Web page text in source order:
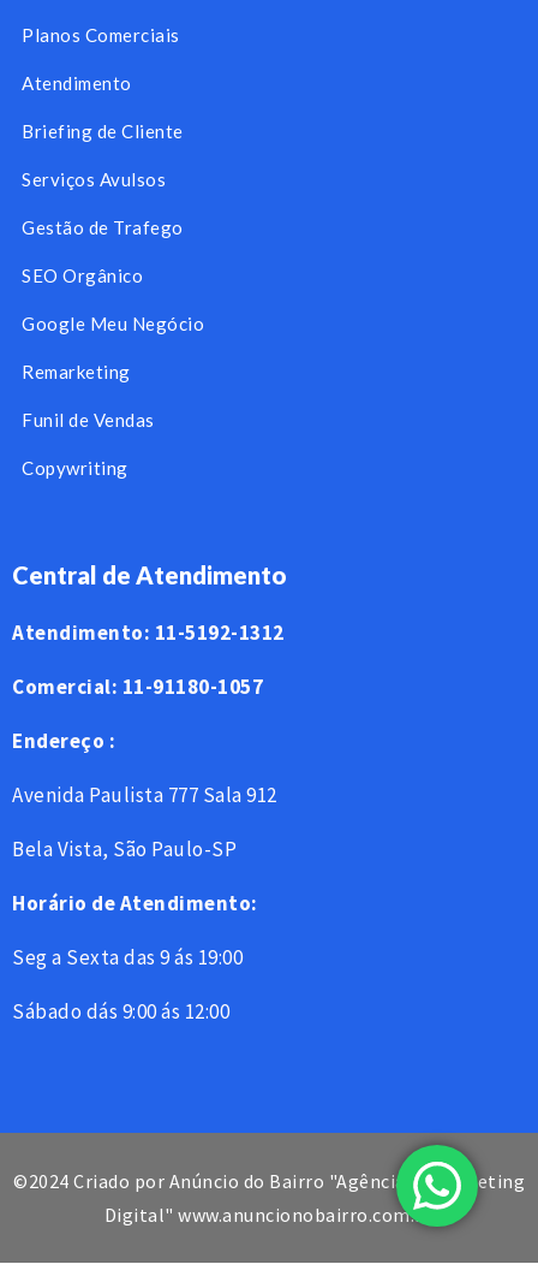
Planos Comerciais
Atendimento
Briefing de Cliente
Serviços Avulsos
Gestão de Trafego
SEO Orgânico
Google Meu Negócio
Remarketing
Funil de Vendas
Copywriting
Central de Atendimento
Atendimento: 11-5192-1312
Comercial: 11-91180-1057
Endereço :
Avenida Paulista 777 Sala 912
Bela Vista, São Paulo-SP
Horário de Atendimento:
Seg a Sexta das 9 ás 19:00
Sábado dás 9:00 ás 12:00
©2024 Criado por Anúncio do Bairro "Agência de Marketing
Digital" www.anuncionobairro.com.br